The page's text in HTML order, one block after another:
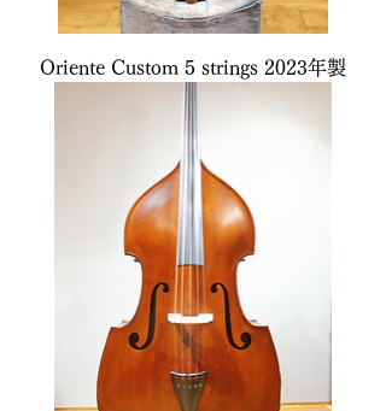
Oriente Custom 5 strings 2023年製